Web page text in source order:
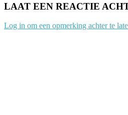
LAAT EEN REACTIE
Log in om een opmerking achter te